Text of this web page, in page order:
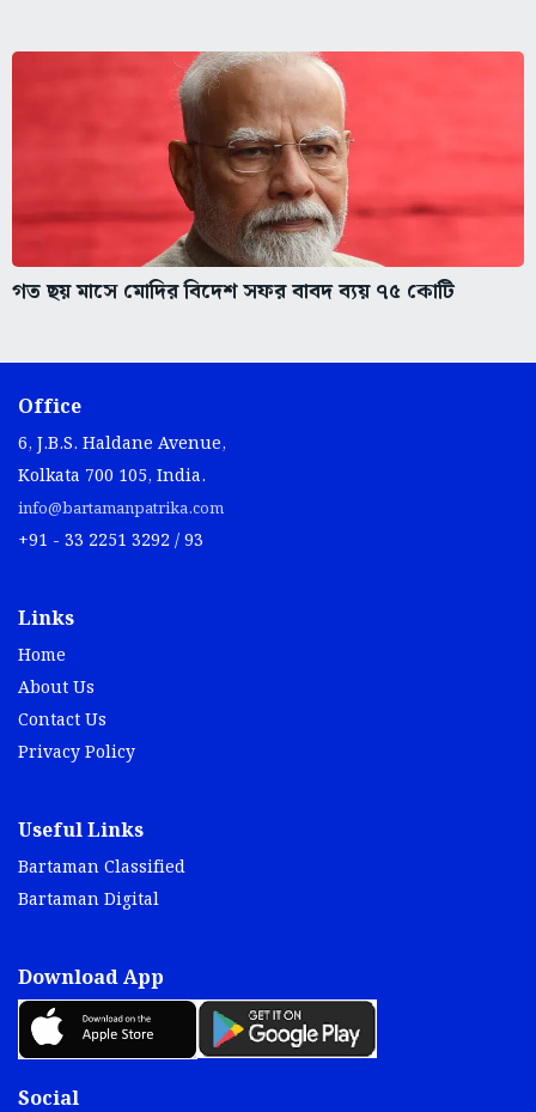
গত ছয় মাসে মোদির বিদেশ সফর বাবদ ব্যয় ৭৫ কোটি
Office
6, J.B.S. Haldane Avenue,
Kolkata 700 105, India.
info@bartamanpatrika.com
+91 - 33 2251 3292 / 93
Links
Home
About Us
Contact Us
Privacy Policy
Useful Links
Bartaman Classified
Bartaman Digital
Download App
Social